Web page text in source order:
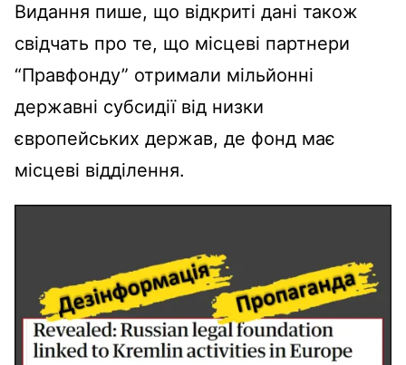
Видання пише, що відкриті дані також
свідчать про те, що місцеві партнери
“Правфонду” отримали мільйонні
державні субсидії від низки
європейських держав, де фонд має
місцеві відділення.